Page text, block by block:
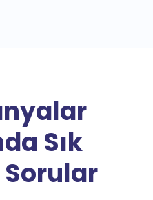
Sık